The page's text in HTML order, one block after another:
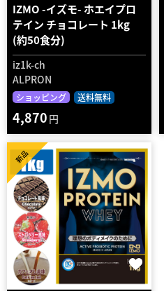
IZMO -イズモ- ホエイプロ
テイン チョコレート 1kg
(約50食分)
iz1k-ch
ALPRON
ショッピング 送料無料
4,870 円
新品